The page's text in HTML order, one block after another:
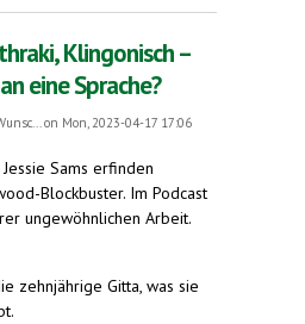
Klingonisch –
eine Sprache?
on Mon, 2023-04-17 17:06
Sams erfinden
Blockbuster. Im Podcast
ungewöhnlichen Arbeit.
zehnjährige Gitta, was sie